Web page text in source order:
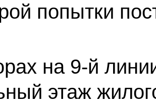
попытки
на 9-й
этаж